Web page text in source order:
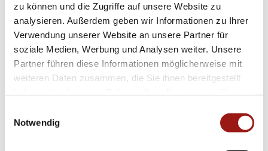
zu können und die Zugriffe auf unsere Website zu
analysieren. Außerdem geben wir Informationen zu Ihrer
Verwendung unserer Website an unsere Partner für
soziale Medien, Werbung und Analysen weiter. Unsere
Partner führen diese Informationen möglicherweise mit
weiteren Daten zusammen, die Sie ihnen bereitgestellt
Notwendig
Diese Fischer – Design Wellenwunder
Trauringe spiegeln nicht nur Ihren einzigartigen
Stil wider sondern passen sich nahtlos Ihrem
Lebensstil an. Ob im Büro, beim Dinner mit
Freunden oder auf abenteuerlichen Reisen: Mit
Tradition gepaart mit einem frischen Akzent am